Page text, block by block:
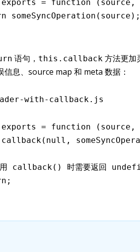
exports = function (source ,
someSyncOperation (source);
语句， this.callback 方法更加
信息、source map 和 meta 数据：
with-callback.js
exports = function (source ,
( null ,
callback() 时需要返回
;